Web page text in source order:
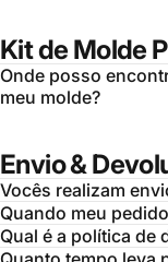
Kit de Molde
Onde posso
meu molde?
Envio &
Vocês realizam
Quando meu
Qual é a política de